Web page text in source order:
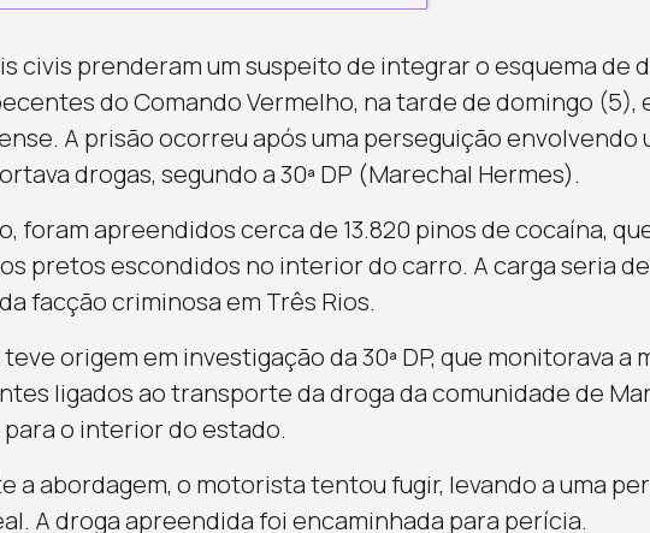
civis prenderam um suspeito de integrar o esquema de
do Comando Vermelho, na tarde de domingo (5),
A prisão ocorreu após uma perseguição envolvendo
drogas, segundo a 30ª DP (Marechal Hermes).
foram apreendidos cerca de 13.820 pinos de cocaína,
pretos escondidos no interior do carro. A carga seria
facção criminosa em Três Rios.
teve origem em investigação da 30ª DP, que monitorava a
ligados ao transporte da droga da comunidade de
para o interior do estado.
a abordagem, o motorista tentou fugir, levando a uma
A droga apreendida foi encaminhada para perícia.